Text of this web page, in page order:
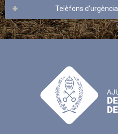
Telèfons d’urgència